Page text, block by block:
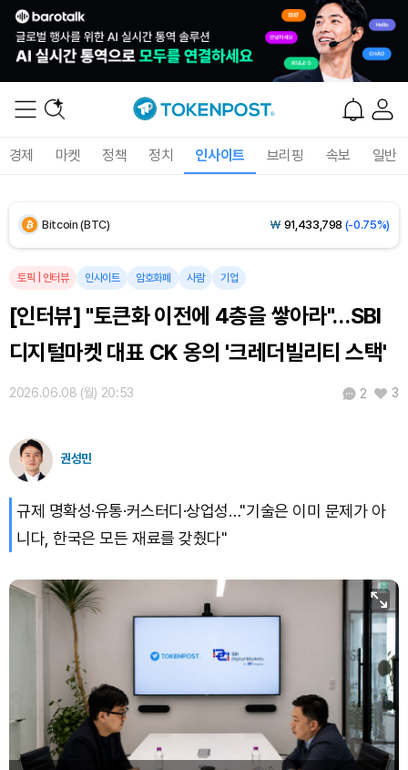
경제 마켓 정책 정치 인사이트 브리핑 속보 일반
Solana (SOL) ₩ 103,455(-1.55%)
Bitcoin (BTC) ₩ 91,433,798 (-0.75%)
토픽 인터뷰 인사이트 암호화폐 사람 기업
[인터뷰] "토큰화 이전에 4층을 쌓아라"…SBI
디지털마켓 대표 CK 옹의 '크레더빌리티 스택'
2026.06.08 (월) 20:53 2 3
권성민
규제 명확성·유통·커스터디·상업성…"기술은 이미 문제가 아
니다, 한국은 모든 재료를 갖췄다"